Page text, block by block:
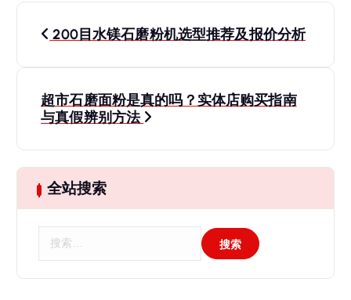
文
导
航
200目水镁石磨粉机选型推荐及报价分析
超市石磨面粉是真的吗？实体店购买指南
与真假辨别方法
全站搜索